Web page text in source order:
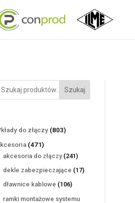
Szukaj
do złączy 803803
471471
produktów
akcesoria do złączy 241241
produktów
dekle zabezpieczające 1717
dławnice kablowe 106106
ramki montażowe systemu